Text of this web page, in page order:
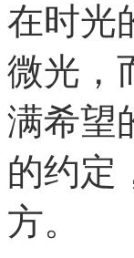
在时光
微光，
满希望
的约定
方。